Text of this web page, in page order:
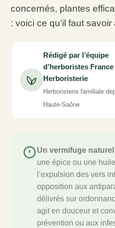
concernés, plantes
: voici ce qu’il faut savoir
Rédigé par l’équipe
d’herboristes France
Herboristerie
Herboristerie familiale
Haute-Saône
Un vermifuge naturel
une épice ou une
l’expulsion des vers
opposition aux
délivrés sur
agit en douceur et
prévention ou aux